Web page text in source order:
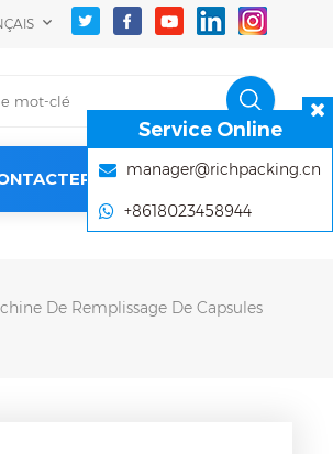
De Remplissage De Capsules
Service Online
manager@richpacking.cn
+8618023458944